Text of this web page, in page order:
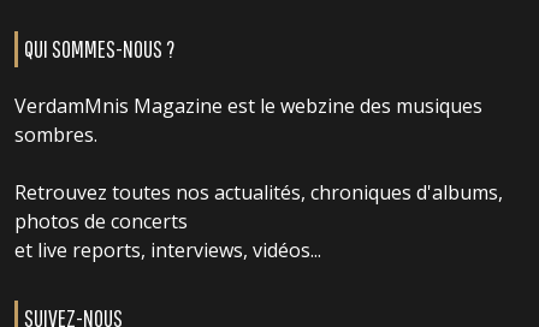
QUI SOMMES-NOUS ?
VerdamMnis Magazine est le webzine des musiques
sombres.
Retrouvez toutes nos actualités, chroniques d'albums,
photos de concerts
et live reports, interviews, vidéos...
SUIVEZ-NOUS